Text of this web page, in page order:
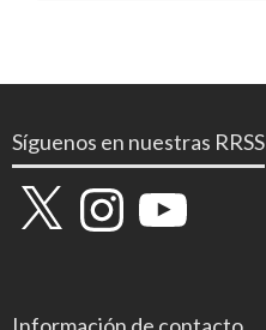
Síguenos en nuestras RRSS
X InstagramYouTube